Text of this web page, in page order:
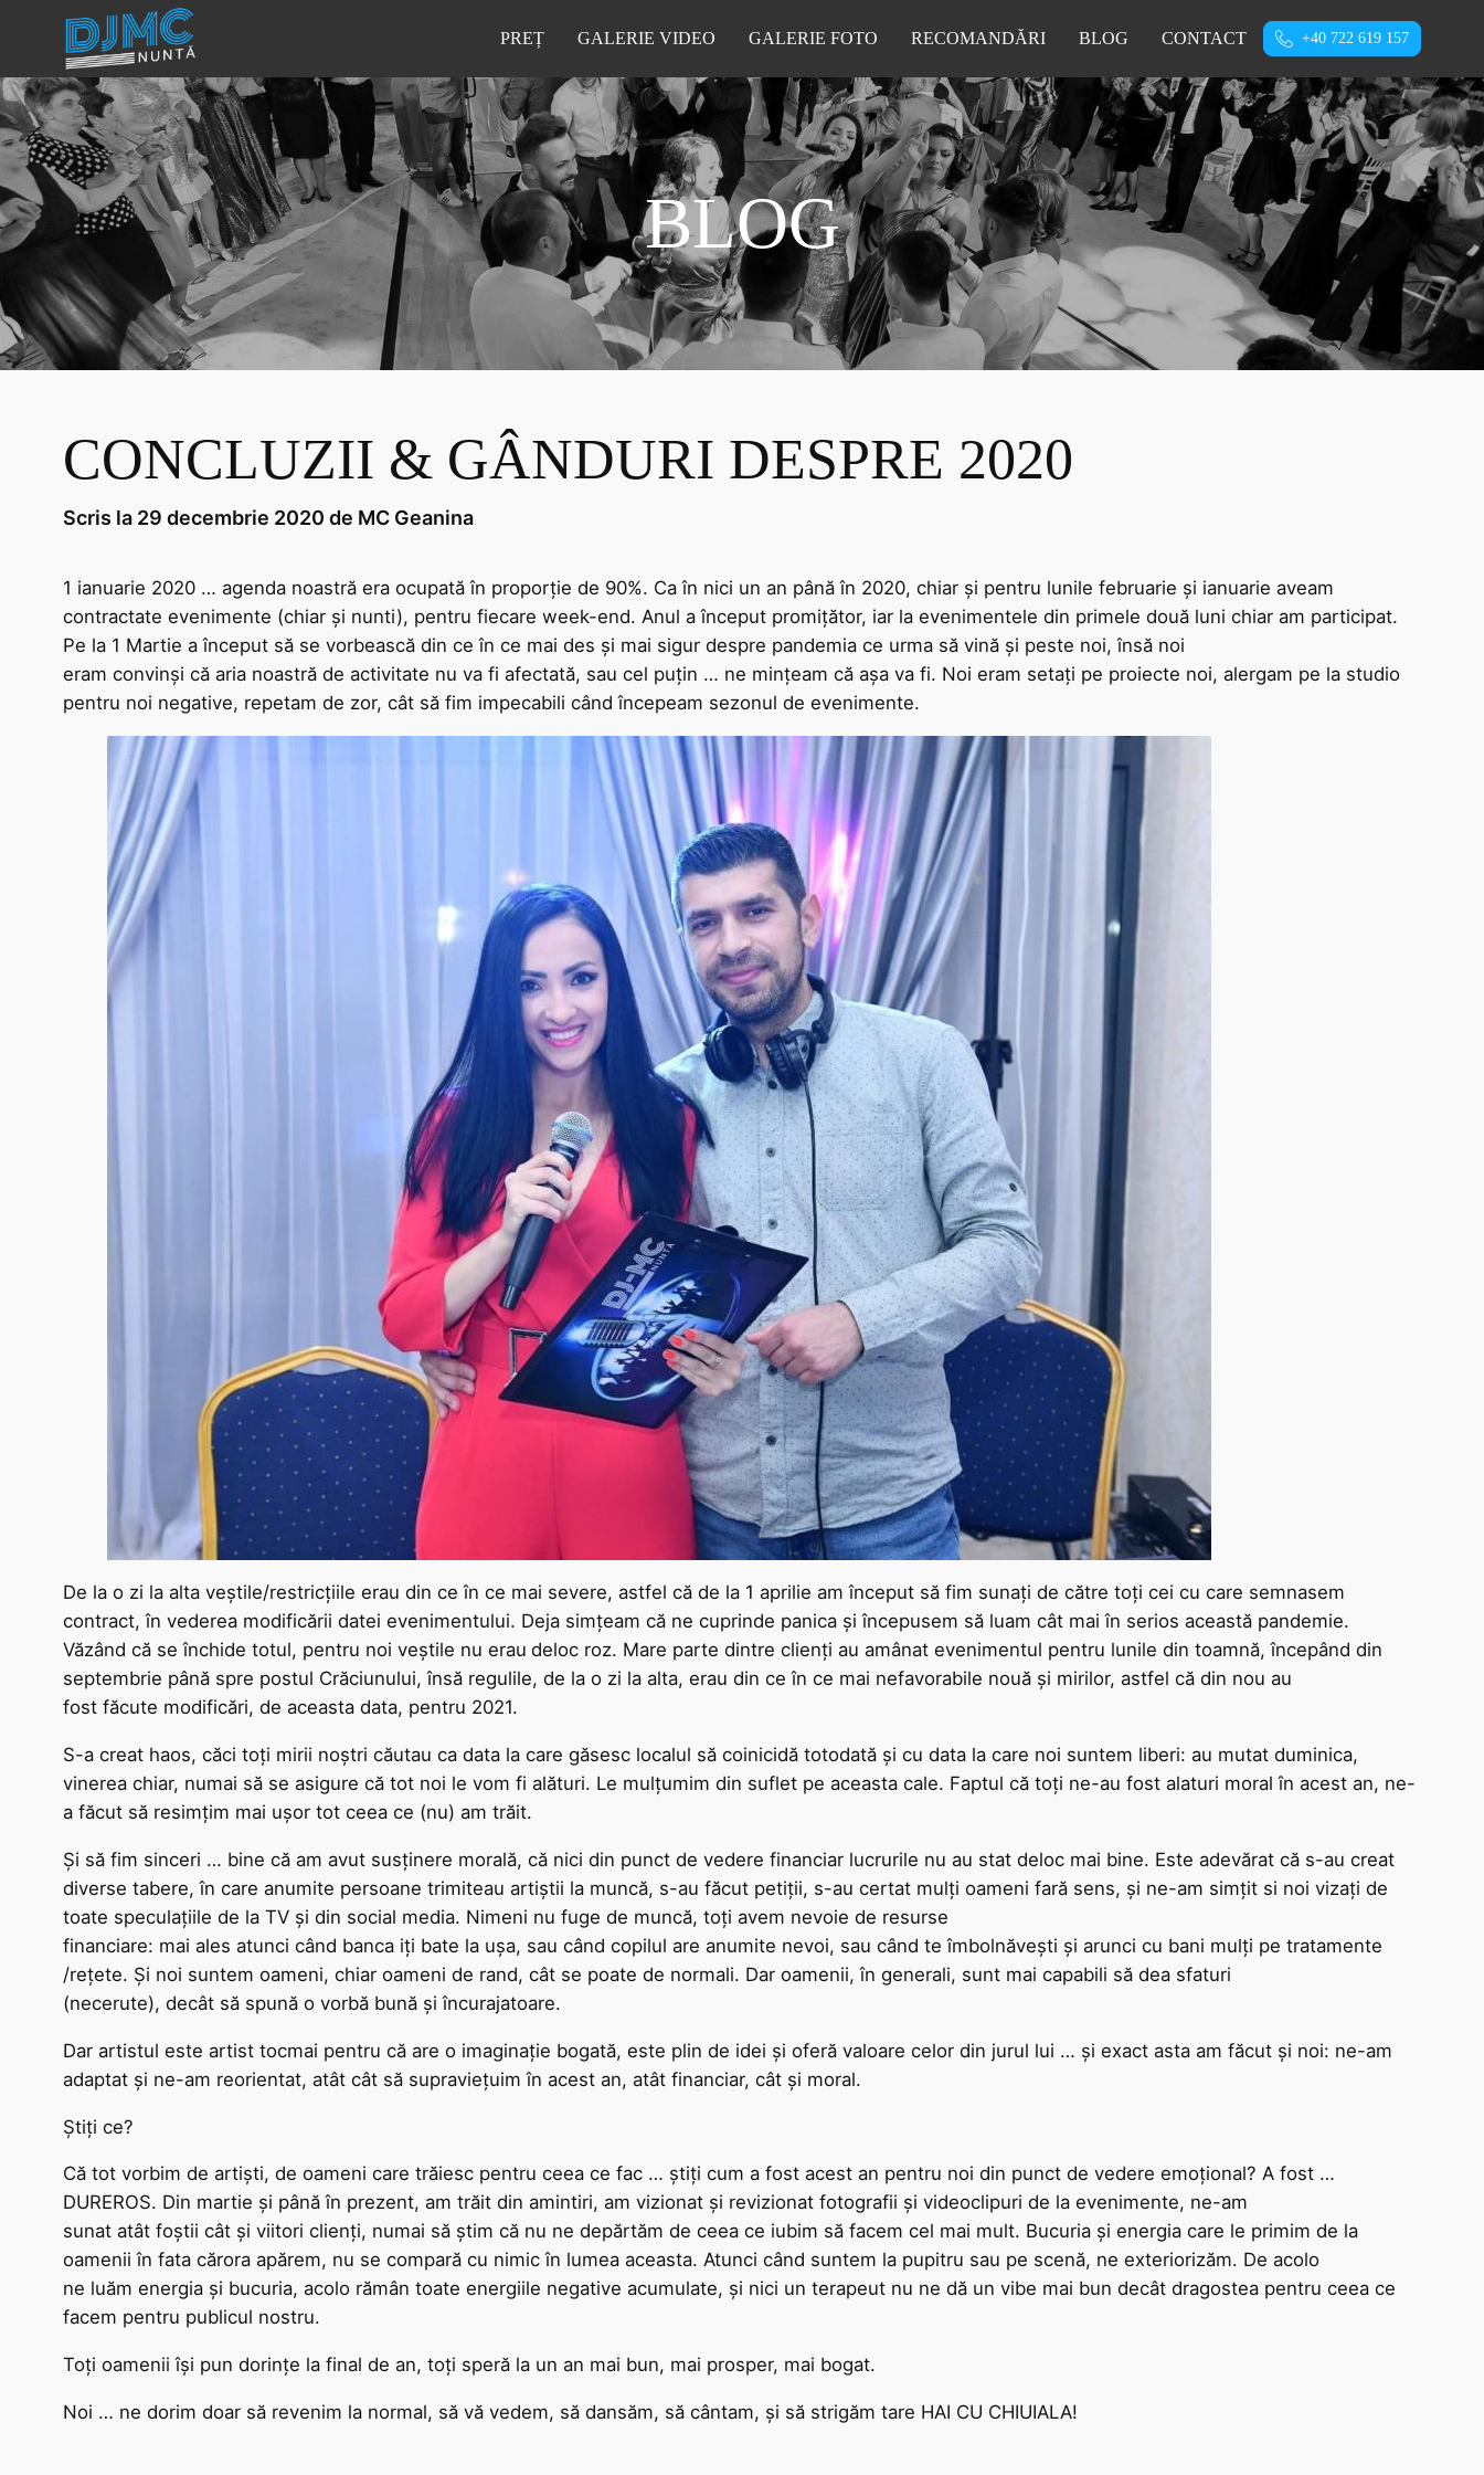
PREȚ GALERIE VIDEO GALERIE FOTO RECOMANDĂRI BLOG CONTACT +40 722 619 157
BLOG
CONCLUZII & GÂNDURI DESPRE 2020
Scris la 29 decembrie 2020 de MC Geanina
1 ianuarie 2020 … agenda noastră era ocupată în proporție de 90%. Ca în nici un an până în 2020, chiar și pentru lunile februarie și ianuarie aveam
contractate evenimente (chiar și nunti), pentru fiecare week-end. Anul a început promițător, iar la evenimentele din primele două luni chiar am participat.
Pe la 1 Martie a început să se vorbească din ce în ce mai des și mai sigur despre pandemia ce urma să vină și peste noi, însă noi
eram convinși că aria noastră de activitate nu va fi afectată, sau cel puțin … ne mințeam că așa va fi. Noi eram setați pe proiecte noi, alergam pe la studio
pentru noi negative, repetam de zor, cât să fim impecabili când începeam sezonul de evenimente.
De la o zi la alta veștile/restricțiile erau din ce în ce mai severe, astfel că de la 1 aprilie am început să fim sunați de către toți cei cu care semnasem
contract, în vederea modificării datei evenimentului. Deja simțeam că ne cuprinde panica și începusem să luam cât mai în serios această pandemie.
Văzând că se închide totul, pentru noi veștile nu erau deloc roz. Mare parte dintre clienți au amânat evenimentul pentru lunile din toamnă, începând din
septembrie până spre postul Crăciunului, însă regulile, de la o zi la alta, erau din ce în ce mai nefavorabile nouă și mirilor, astfel că din nou au
fost făcute modificări, de aceasta data, pentru 2021.
S-a creat haos, căci toți mirii noștri căutau ca data la care găsesc localul să coinicidă totodată și cu data la care noi suntem liberi: au mutat duminica,
vinerea chiar, numai să se asigure că tot noi le vom fi alături. Le mulțumim din suflet pe aceasta cale. Faptul că toți ne-au fost alaturi moral în acest an, ne-
a făcut să resimțim mai ușor tot ceea ce (nu) am trăit.
Și să fim sinceri … bine că am avut susținere morală, că nici din punct de vedere financiar lucrurile nu au stat deloc mai bine. Este adevărat că s-au creat
diverse tabere, în care anumite persoane trimiteau artiștii la muncă, s-au făcut petiții, s-au certat mulți oameni fară sens, și ne-am simțit si noi vizați de
toate speculațiile de la TV și din social media. Nimeni nu fuge de muncă, toți avem nevoie de resurse
financiare: mai ales atunci când banca iți bate la ușa, sau când copilul are anumite nevoi, sau când te îmbolnăvești și arunci cu bani mulți pe tratamente
/rețete. Și noi suntem oameni, chiar oameni de rand, cât se poate de normali. Dar oamenii, în generali, sunt mai capabili să dea sfaturi
(necerute), decât să spună o vorbă bună și încurajatoare.
Dar artistul este artist tocmai pentru că are o imaginație bogată, este plin de idei și oferă valoare celor din jurul lui … și exact asta am făcut și noi: ne-am
adaptat și ne-am reorientat, atât cât să supraviețuim în acest an, atât financiar, cât și moral.
Știți ce?
Că tot vorbim de artiști, de oameni care trăiesc pentru ceea ce fac … știți cum a fost acest an pentru noi din punct de vedere emoțional? A fost …
DUREROS. Din martie și până în prezent, am trăit din amintiri, am vizionat și revizionat fotografii și videoclipuri de la evenimente, ne-am
sunat atât foștii cât și viitori clienți, numai să știm că nu ne depărtăm de ceea ce iubim să facem cel mai mult. Bucuria și energia care le primim de la
oamenii în fata cărora apărem, nu se compară cu nimic în lumea aceasta. Atunci când suntem la pupitru sau pe scenă, ne exteriorizăm. De acolo
ne luăm energia și bucuria, acolo rămân toate energiile negative acumulate, și nici un terapeut nu ne dă un vibe mai bun decât dragostea pentru ceea ce
facem pentru publicul nostru.
Toți oamenii își pun dorințe la final de an, toți speră la un an mai bun, mai prosper, mai bogat.
Noi … ne dorim doar să revenim la normal, să vă vedem, să dansăm, să cântam, și să strigăm tare HAI CU CHIUIALA!